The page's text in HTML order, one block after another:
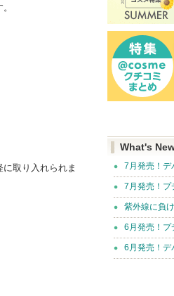
取り入れられま
What's
7月発売！デ
7月発売！プ
紫外線に負
6月発売！プ
6月発売！デ